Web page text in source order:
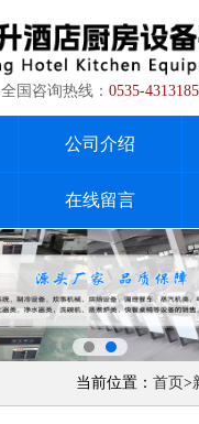
全国咨询热线： 0535-4313185
公司介绍
在线留言
当前位置： 首页>